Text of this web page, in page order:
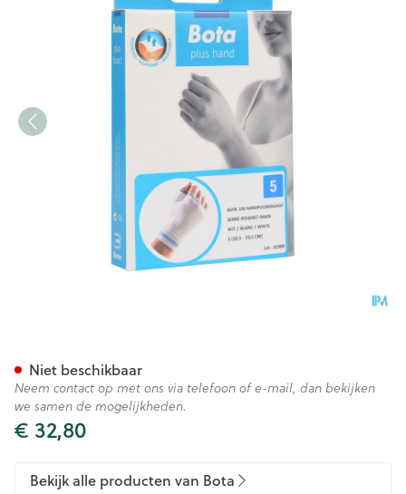
€ 32,80
Niet beschikbaar
Neem contact op met ons via telefoon of e-mail, dan bekijken
we samen de mogelijkheden.
Bekijk alle producten van Bota